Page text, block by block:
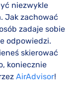
niezwykle
Jak zachować
zadaje sobie
odpowiedzi.
skierować
koniecznie
AirAdvisor!